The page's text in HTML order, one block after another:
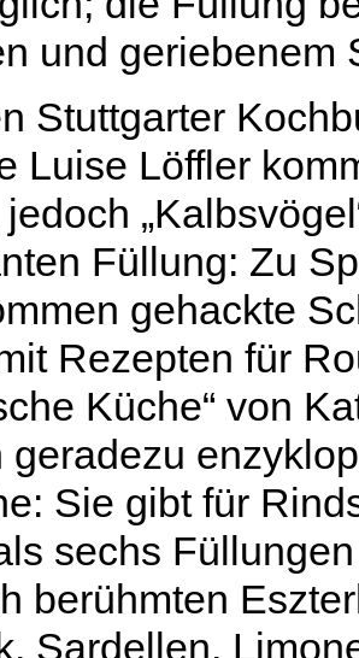
und geriebenem
Stuttgarter
Luise Löffler
Füllung: Zu
gehackte
Rezepten für
Küche“ von
geradezu
Sie gibt für
sechs
berühmten
Sardellen,